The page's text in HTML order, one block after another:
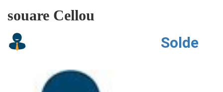
souare Cellou
Solde